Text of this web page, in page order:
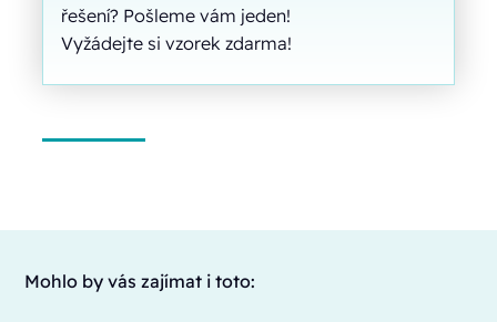
řešení? Pošleme vám jeden!
Vyžádejte si vzorek zdarma!
Mohlo by vás zajímat i toto: